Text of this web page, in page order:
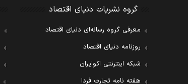
گروه نشریات دنیای اقتصاد
معرفی گروه رسانه‌ای دنیای اقتصاد
روزنامه دنیای اقتصاد
شبکه اینترنتی اکوایران
هفته نامه تجارت فردا